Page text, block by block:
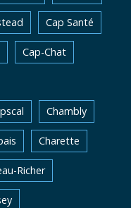
Cap Santé
Cap-Chat
Chambly
Charette
Richer